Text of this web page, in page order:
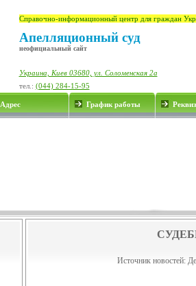
Справочно-информационный центр для граждан
Апелляционный суд
неофициальный сайт
Украина, Киев 03680, ул. Соломенская 2а
тел.: (044) 284-15-95
Адрес График работы
Источник новостей: